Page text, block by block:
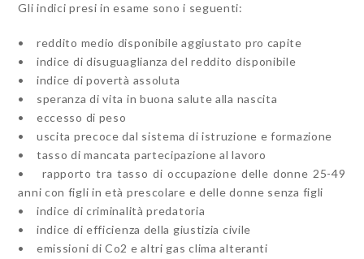
Gli indici presi in esame sono i seguenti:
• reddito medio disponibile aggiustato pro capite
• indice di disuguaglianza del reddito disponibile
• indice di povertà assoluta
• speranza di vita in buona salute alla nascita
• eccesso di peso
• uscita precoce dal sistema di istruzione e formazione
• tasso di mancata partecipazione al lavoro
• rapporto tra tasso di occupazione delle donne 25-49
anni con figli in età prescolare e delle donne senza figli
• indice di criminalità predatoria
• indice di efficienza della giustizia civile
• emissioni di Co2 e altri gas clima alteranti